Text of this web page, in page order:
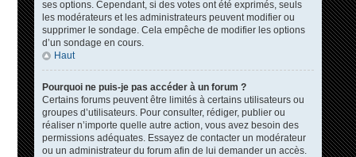
ses options. Cependant, si des votes ont été exprimés, seuls
les modérateurs et les administrateurs peuvent modifier ou
supprimer le sondage. Cela empêche de modifier les options
d’un sondage en cours.
Haut
Pourquoi ne puis-je pas accéder à un forum ?
Certains forums peuvent être limités à certains utilisateurs ou
groupes d’utilisateurs. Pour consulter, rédiger, publier ou
réaliser n’importe quelle autre action, vous avez besoin des
permissions adéquates. Essayez de contacter un modérateur
ou un administrateur du forum afin de lui demander un accès.